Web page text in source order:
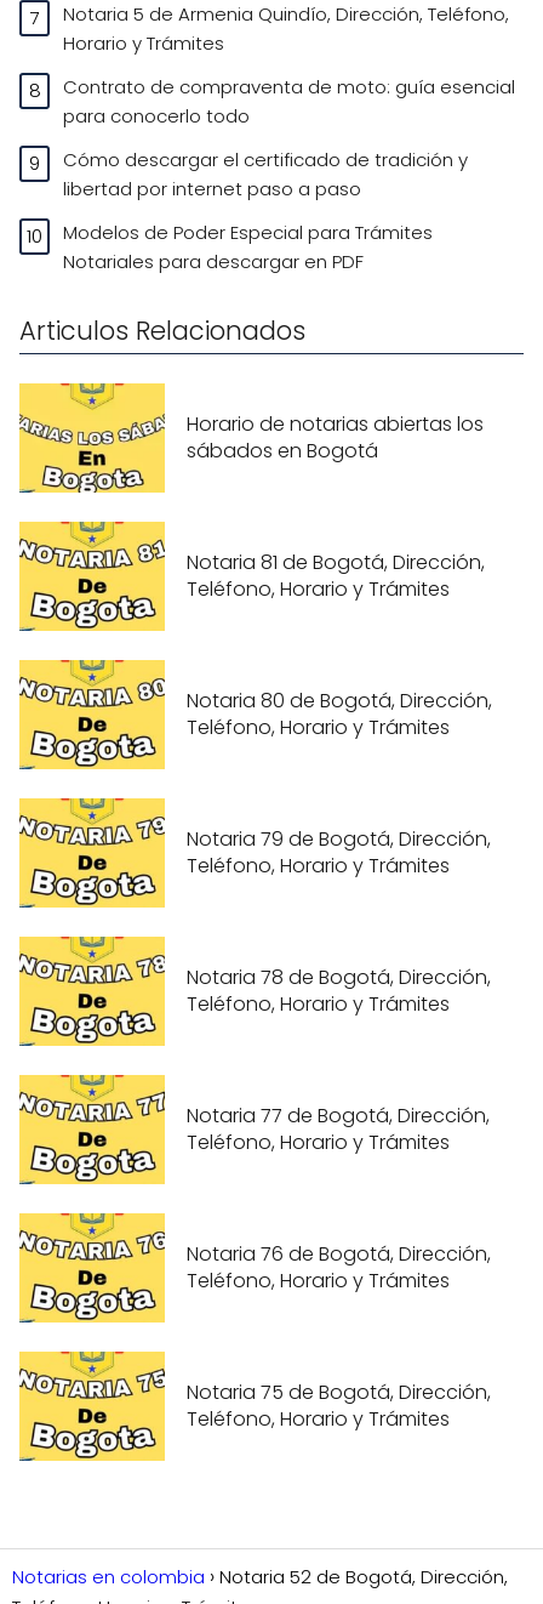
Notaria 5 de Armenia Quindío, Dirección, Teléfono,
Horario y Trámites
Contrato de compraventa de moto: guía esencial
para conocerlo todo
Cómo descargar el certificado de tradición y
libertad por internet paso a paso
Modelos de Poder Especial para Trámites
Notariales para descargar en PDF
Articulos Relacionados
Horario de notarias abiertas los
sábados en Bogotá
Notaria 81 de Bogotá, Dirección,
Teléfono, Horario y Trámites
Notaria 80 de Bogotá, Dirección,
Teléfono, Horario y Trámites
Notaria 79 de Bogotá, Dirección,
Teléfono, Horario y Trámites
Notaria 78 de Bogotá, Dirección,
Teléfono, Horario y Trámites
Notaria 77 de Bogotá, Dirección,
Teléfono, Horario y Trámites
Notaria 76 de Bogotá, Dirección,
Teléfono, Horario y Trámites
Notaria 75 de Bogotá, Dirección,
Teléfono, Horario y Trámites
Notarias en colombia
Notaria 52 de Bogotá, Dirección,